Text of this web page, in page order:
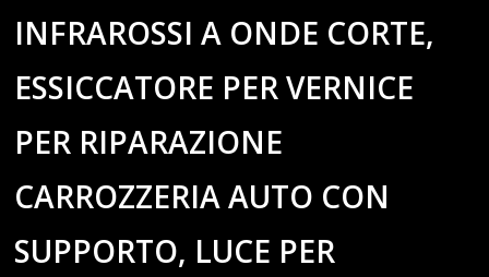
INFRAROSSI A ONDE CORTE,
ESSICCATORE PER VERNICE
PER RIPARAZIONE
CARROZZERIA AUTO CON
SUPPORTO, LUCE PER